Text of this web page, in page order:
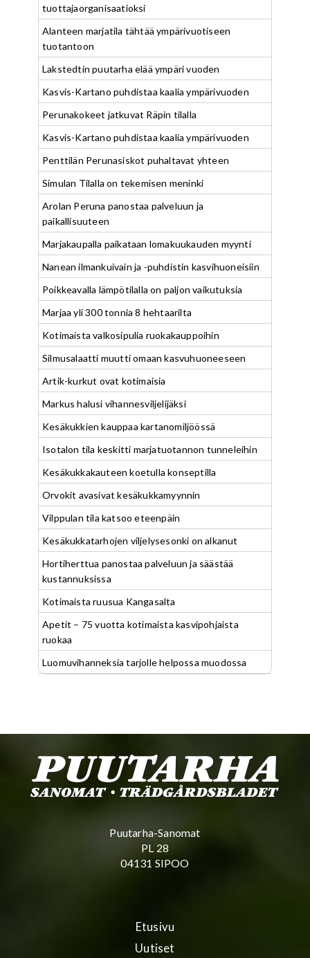
tuottajaorganisaatioksi
Alanteen marjatila tähtää ympärivuotiseen
tuotantoon
Lakstedtin puutarha elää ympäri vuoden
Kasvis-Kartano puhdistaa kaalia ympärivuoden
Perunakokeet jatkuvat Räpin tilalla
Kasvis-Kartano puhdistaa kaalia ympärivuoden
Penttilän Perunasiskot puhaltavat yhteen
Simulan Tilalla on tekemisen meninki
Arolan Peruna panostaa palveluun ja
paikallisuuteen
Marjakaupalla paikataan lomakuukauden myynti
Nanean ilmankuivain ja -puhdistin kasvihuoneisiin
Poikkeavalla lämpötilalla on paljon vaikutuksia
Marjaa yli 300 tonnia 8 hehtaarilta
Kotimaista valkosipulia ruokakauppoihin
Silmusalaatti muutti omaan kasvuhuoneeseen
Artik-kurkut ovat kotimaisia
Markus halusi vihannesviljelijäksi
Kesäkukkien kauppaa kartanomiljöössä
Isotalon tila keskitti marjatuotannon tunneleihin
Kesäkukkakauteen koetulla konseptilla
Orvokit avasivat kesäkukkamyynnin
Vilppulan tila katsoo eteenpäin
Kesäkukkatarhojen viljelysesonki on alkanut
Hortiherttua panostaa palveluun ja säästää
kustannuksissa
Kotimaista ruusua Kangasalta
Apetit – 75 vuotta kotimaista kasvipohjaista
ruokaa
Luomuvihanneksia tarjolle helpossa muodossa
Puutarha-Sanomat
PL 28
04131 SIPOO
Etusivu
Uutiset